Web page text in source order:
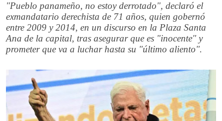
"Pueblo panameño, no estoy derrotado", declaró el
exmandatario derechista de 71 años, quien gobernó
entre 2009 y 2014, en un discurso en la Plaza Santa
Ana de la capital, tras asegurar que es "inocente" y
prometer que va a luchar hasta su "último aliento".